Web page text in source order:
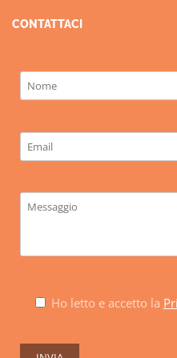
CONTATTACI
Ho letto e accetto la